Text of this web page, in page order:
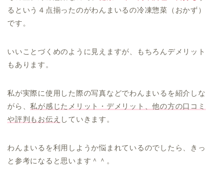
るという４点揃ったのがわんまいるの冷凍惣菜（おかず）
です。
いいことづくめのように見えますが、もちろんデメリット
もあります。
私が実際に使用した際の写真などでわんまいるを紹介しな
がら、私が感じたメリット・デメリット、他の方の口コミ
や評判もお伝え していきます。
わんまいるを利用しようか悩まれているのでしたら、きっ
と参考になると思います＾＾。